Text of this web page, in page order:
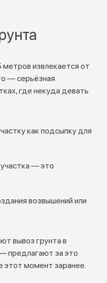
метров извлекается от
— серьёзная
где некуда девать
как подсыпку для
— это
возвышений или
вывоз грунта в
предлагают за это
этот момент заранее.